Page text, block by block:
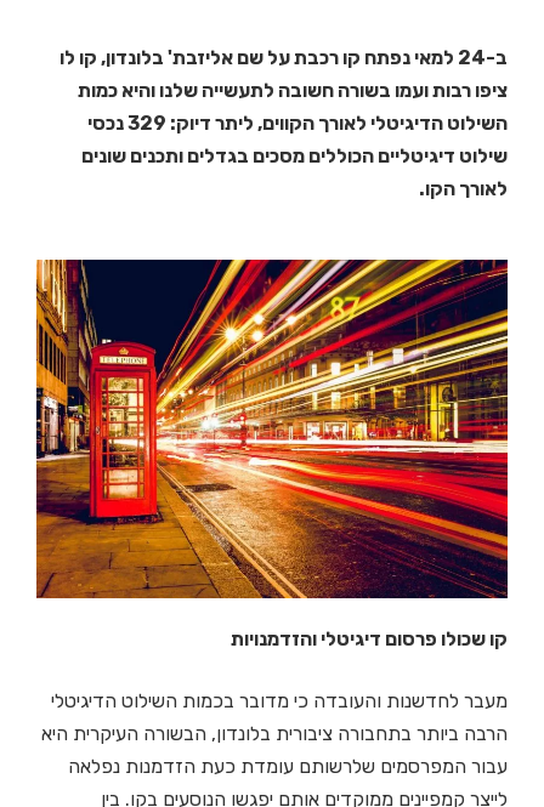
ב-24 למאי נפתח קו רכבת על שם אליזבת' בלונדון, קו לו
ציפו רבות ועמו בשורה חשובה לתעשייה שלנו והיא כמות
השילוט הדיגיטלי לאורך הקווים, ליתר דיוק: 329 נכסי
שילוט דיגיטליים הכוללים מסכים בגדלים ותכנים שונים
לאורך הקו.
קו שכולו פרסום דיגיטלי והזדמנויות
מעבר לחדשנות והעובדה כי מדובר בכמות השילוט הדיגיטלי
הרבה ביותר בתחבורה ציבורית בלונדון, הבשורה העיקרית היא
עבור המפרסמים שלרשותם עומדת כעת הזדמנות נפלאה
לייצר קמפיינים ממוקדים אותם יפגשו הנוסעים בקו. בין